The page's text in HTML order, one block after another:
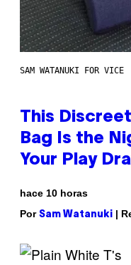
SAM WATANUKI FOR VICE
This
Bag Is the
Your Play
hace 10 horas
Por Sam Watanuki |